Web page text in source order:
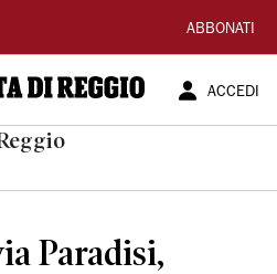
ABBONATI
ACCEDI
Paradisi,